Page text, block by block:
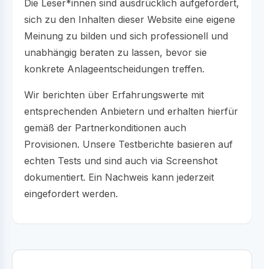
Die Leser*innen sind ausdrücklich aufgefordert,
sich zu den Inhalten dieser Website eine eigene
Meinung zu bilden und sich professionell und
unabhängig beraten zu lassen, bevor sie
konkrete Anlageentscheidungen treffen.
Wir berichten über Erfahrungswerte mit
entsprechenden Anbietern und erhalten hierfür
gemäß der Partnerkonditionen auch
Provisionen. Unsere Testberichte basieren auf
echten Tests und sind auch via Screenshot
dokumentiert. Ein Nachweis kann jederzeit
eingefordert werden.